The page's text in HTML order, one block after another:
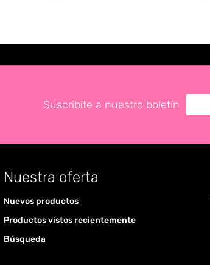
Suscribite a nuestro boletín
Nuestra oferta
Nuevos productos
Productos vistos recientemente
Búsqueda